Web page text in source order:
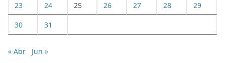
23 24 25 26 27 28 29
30 31
« Abr Jun »